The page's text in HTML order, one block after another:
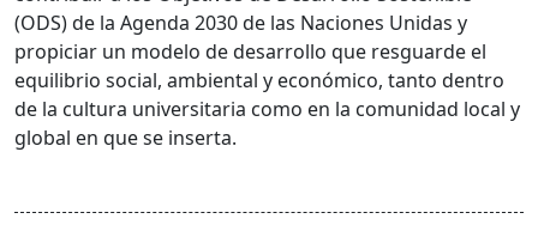
(ODS) de la Agenda 2030 de las Naciones Unidas y
propiciar un modelo de desarrollo que resguarde el
equilibrio social, ambiental y económico, tanto dentro
de la cultura universitaria como en la comunidad local y
global en que se inserta.